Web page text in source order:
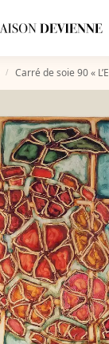
/ Carré de soie 90 « L’Esprit